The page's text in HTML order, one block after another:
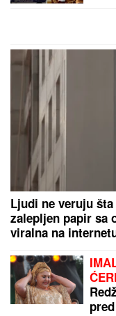
Ljudi ne veruju
zalepljen papir sa
viralna na